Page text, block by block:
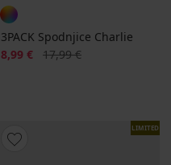
3PACK Spodnjice Charlie
Popust
8,99 € Prvotna cena
17,99 €
LIMITED